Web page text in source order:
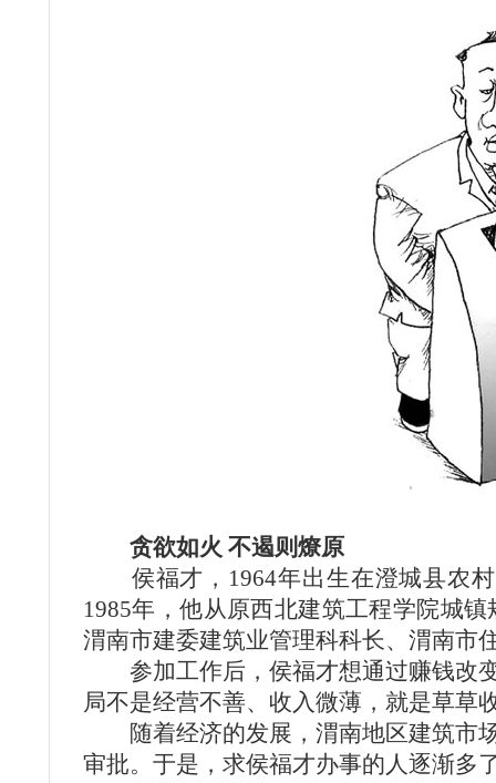
贪欲如火 不遏则燎原
侯福才，1964年出生在澄城县农村
1985年，他从原西北建筑工程学院城
渭南市建委建筑业管理科科长、渭南市
参加工作后，侯福才想通过赚钱改变
局不是经营不善、收入微薄，就是草草
随着经济的发展，渭南地区建筑市场
审批。于是，求侯福才办事的人逐渐多